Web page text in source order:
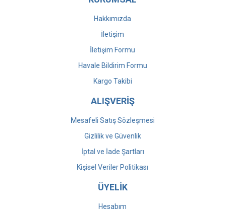
Hakkımızda
İletişim
İletişim Formu
Havale Bildirim Formu
Kargo Takibi
ALIŞVERİŞ
Mesafeli Satış Sözleşmesi
Gizlilik ve Güvenlik
İptal ve İade Şartları
Kişisel Veriler Politikası
ÜYELİK
Hesabım